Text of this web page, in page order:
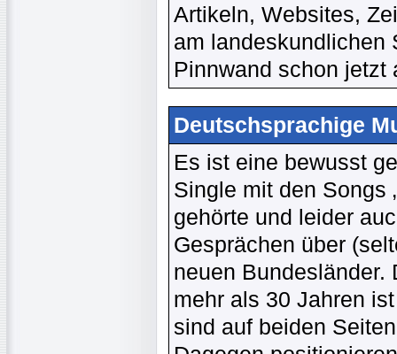
Artikeln, Websites,
am landeskundlichen
Pinnwand schon
Deutschsprachige
Es ist eine bewusst
Single mit den Songs
gehörte und leider
Gesprächen über
neuen Bundesländer.
mehr als 30 Jahren
sind auf beiden